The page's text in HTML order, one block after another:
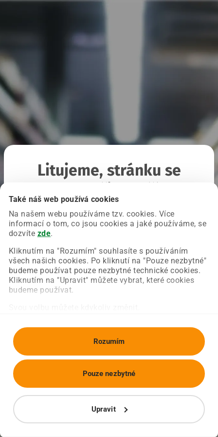
Také náš web používá cookies
Na našem webu používáme tzv. cookies. Více
informací o tom, co jsou cookies a jaké používáme, se
dozvíte zde.
Kliknutím na "Rozumím" souhlasíte s používáním
všech našich cookies. Po kliknutí na "Pouze nezbytné"
budeme používat pouze nezbytné technické cookies.
Kliknutím na "Upravit" můžete vybrat, které cookies
budeme používat.
Rozumím
Upravit
Pouze nezbytné
Litujeme, stránku se
Chyba nastala na naší straně a už ji opravujeme.
Zkuste prosím znovu načíst požadovanou stránku.
Obnovit stránku Úvodní strana